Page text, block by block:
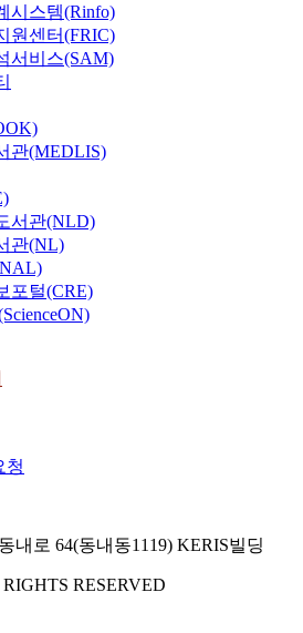
시스템(Rinfo)
원센터(FRIC)
서비스(SAM)
관(MEDLIS)
서관(NLD)
관(NL)
포털(CRE)
청
내로 64(동내동1119) KERIS빌딩
RESERVED